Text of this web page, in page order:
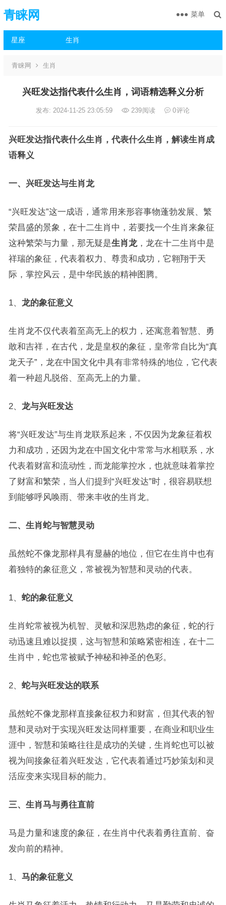
青睐网
星座 生肖
菜单
青睐网 生肖
兴旺发达指代表什么生肖，词语精选释义分析
发布: 2024-11-25 23:05:59 239阅读 0评论
兴旺发达指代表什么生肖，代表什么生肖，解读生肖成
语释义
一、兴旺发达与生肖龙
“兴旺发达”这一成语，通常用来形容事物蓬勃发展、繁
荣昌盛的景象，在十二生肖中，若要找一个生肖来象征
这种繁荣与力量，那无疑是生肖龙，龙在十二生肖中是
祥瑞的象征，代表着权力、尊贵和成功，它翱翔于天
际，掌控风云，是中华民族的精神图腾。
1、 龙的象征意义
生肖龙不仅代表着至高无上的权力，还寓意着智慧、勇
敢和吉祥，在古代，龙是皇权的象征，皇帝常自比为“真
龙天子”，龙在中国文化中具有非常特殊的地位，它代表
着一种超凡脱俗、至高无上的力量。
2、 龙与兴旺发达
将“兴旺发达”与生肖龙联系起来，不仅因为龙象征着权
力和成功，还因为龙在中国文化中常常与水相联系，水
代表着财富和流动性，而龙能掌控水，也就意味着掌控
了财富和繁荣，当人们提到“兴旺发达”时，很容易联想
到能够呼风唤雨、带来丰收的生肖龙。
二、生肖蛇与智慧灵动
虽然蛇不像龙那样具有显赫的地位，但它在生肖中也有
着独特的象征意义，常被视为智慧和灵动的代表。
1、 蛇的象征意义
生肖蛇常被视为机智、灵敏和深思熟虑的象征，蛇的行
动迅速且难以捉摸，这与智慧和策略紧密相连，在十二
生肖中，蛇也常被赋予神秘和神圣的色彩。
2、 蛇与兴旺发达的联系
虽然蛇不像龙那样直接象征权力和财富，但其代表的智
慧和灵动对于实现兴旺发达同样重要，在商业和职业生
涯中，智慧和策略往往是成功的关键，生肖蛇也可以被
视为间接象征着兴旺发达，它代表着通过巧妙策划和灵
活应变来实现目标的能力。
三、生肖马与勇往直前
马是力量和速度的象征，在生肖中代表着勇往直前、奋
发向前的精神。
1、 马的象征意义